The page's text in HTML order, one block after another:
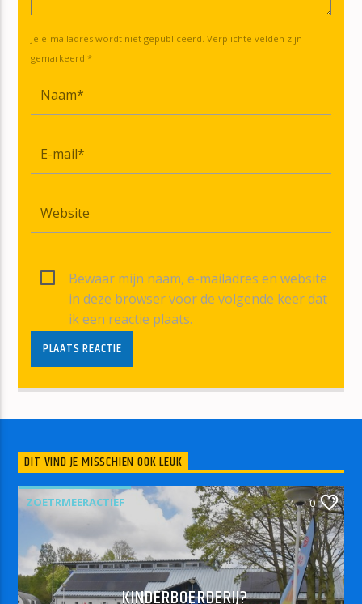
Je e-mailadres wordt niet gepubliceerd. Verplichte velden zijn
gemarkeerd *
Bewaar mijn naam, e-mailadres en website
in deze browser voor de volgende keer dat
ik een reactie plaats.
DIT VIND JE MISSCHIEN OOK LEUK
ZOETRMEERACTIEF 0
KINDERBOERDERIJ?